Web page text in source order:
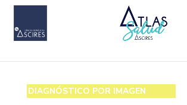
DIAGNÓSTICO POR IMAGEN